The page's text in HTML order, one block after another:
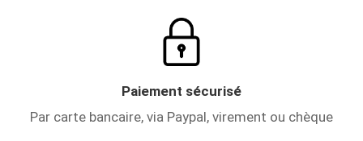
Paiement sécurisé
Par carte bancaire, via Paypal, virement ou chèque